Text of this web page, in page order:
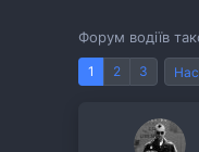
о
р
а
с
т
р
е
Форум водіїв
1 2 3